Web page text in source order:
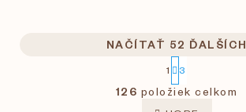
O
v
NAČÍTAŤ 52 ĎALŠÍCH
S
t
r
á
1 3
126 položiek celkom